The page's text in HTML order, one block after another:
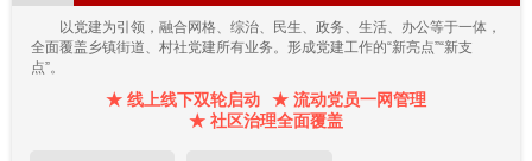
以党建为引领，融合网格、综治、民生、政务、生活、办公等于一体，
全面覆盖乡镇街道、村社党建所有业务。形成党建工作的“新亮点”“新支
点”。
★ 线上线下双轮启动
★ 流动党员一网管理
★ 社区治理全面覆盖